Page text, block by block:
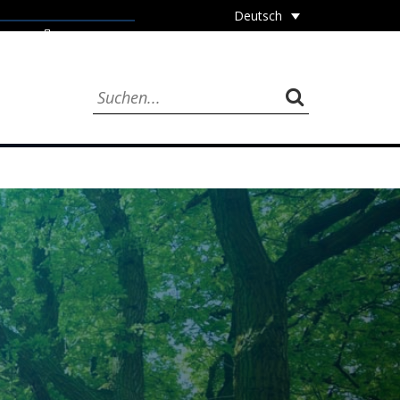
JOBS
Deutsch